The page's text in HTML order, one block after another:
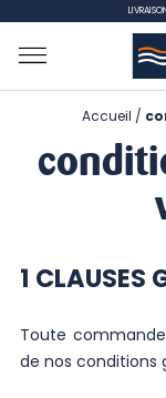
Accueil
1 CLAUSES
Toute
de nos conditions